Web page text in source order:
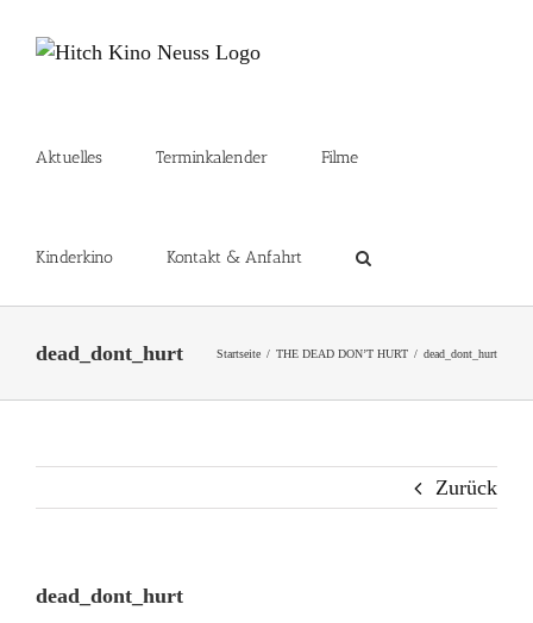
Inhalt
Aktuelles Terminkalender Filme
Kinderkino Kontakt & Anfahrt
dead_dont_hurt Startseite THE DEAD DON’T HURT dead_dont_hurt
Zurück
dead_dont_hurt